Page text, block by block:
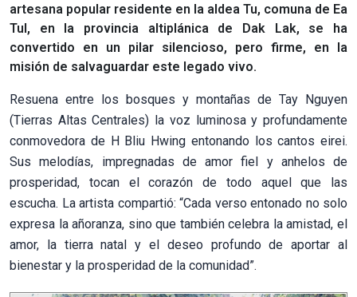
artesana popular residente en la aldea Tu, comuna de Ea
Tul, en la provincia altiplánica de Dak Lak, se ha
convertido en un pilar silencioso, pero firme, en la
misión de salvaguardar este legado vivo.
Resuena entre los bosques y montañas de Tay Nguyen
(Tierras Altas Centrales) la voz luminosa y profundamente
conmovedora de H Bliu Hwing entonando los cantos eirei.
Sus melodías, impregnadas de amor fiel y anhelos de
prosperidad, tocan el corazón de todo aquel que las
escucha. La artista compartió: “Cada verso entonado no solo
expresa la añoranza, sino que también celebra la amistad, el
amor, la tierra natal y el deseo profundo de aportar al
bienestar y la prosperidad de la comunidad”.